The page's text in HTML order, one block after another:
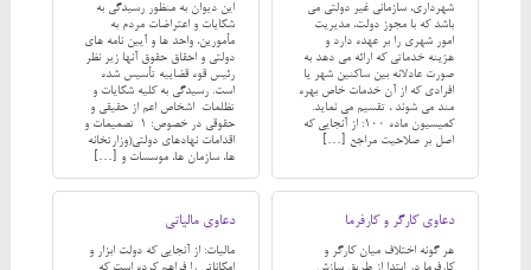
این دیوان به منظور رسیدگی به
شکایات و اعتراضات مردم به
مأمورین، واحد ها و آیین نامه های
دولتی و احقاق حقوق آنها زیر نظر
رئیس قوه قضاییه تأسیس شده
است. رسیدگی به کلیه شکایات و
تظلمات اشخاص اعم از حقیقی و
حقوقی در خصوص: 1-تصمیمات و
اقدامات نهادهای دولتی(وزارتخانه
ها، سازمان ها، موسسات و […]
شهرداری، سازمانی غیر دولتی می
باشد که با مجوز دولت، مدیریت
امور شهری را بر عهده دارد و
هزینه خدماتی که ارائه می دهد به
صورت عادلانه بین ساکنین شهر یا
افرادی که از آن خدمات خاص بهره
مند می شوند ، تقسیم می نماید.
کمیسیون ماده 100: از آنجایی که
اصل بر صلاحیت مراجع […]
دعاوی مالیاتی
مالیات: از آنجایی که دولت ابزار و
دعاوی کارگر و کارفرما
هر گونه اختلاف میان کارگر و